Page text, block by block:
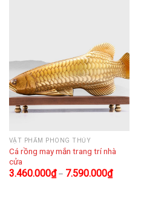
VẬT PHẨM PHONG THỦY
Cá rồng may mắn trang trí nhà
cửa
3.460.000₫– 7.590.000₫